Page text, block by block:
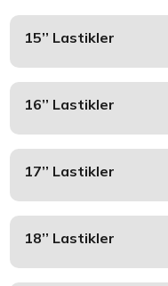
15’’ Lastikler
16’’ Lastikler
17’’ Lastikler
18’’ Lastikler